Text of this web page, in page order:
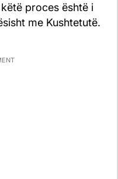
proces është i
me Kushtetutë.